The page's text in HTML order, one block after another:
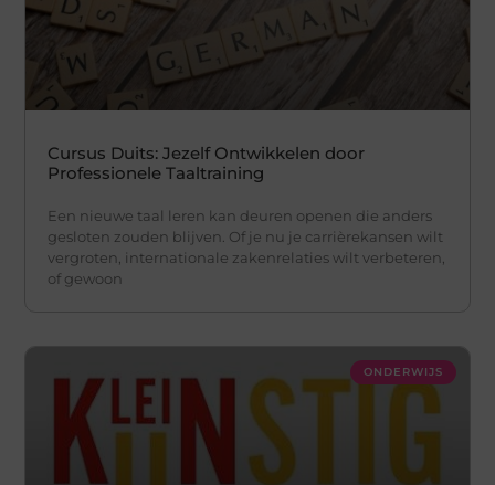
Cursus Duits: Jezelf Ontwikkelen door
Professionele Taaltraining
Een nieuwe taal leren kan deuren openen die anders
gesloten zouden blijven. Of je nu je carrièrekansen wilt
vergroten, internationale zakenrelaties wilt verbeteren,
of gewoon
ONDERWIJS